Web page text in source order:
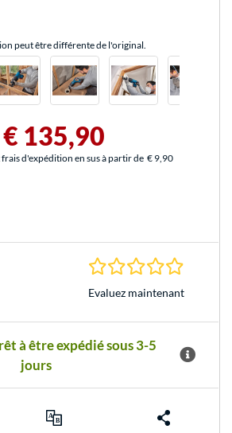
peut être différente de l'original.
€ 135,90
d'expédition en sus à partir de € 9,90
Evaluez maintenant
à être expédié sous 3-5
jours